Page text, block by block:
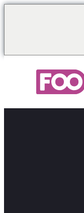
springen